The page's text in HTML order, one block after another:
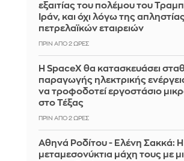
εξαιτίας του πολέμου του
Ιράν, και όχι λόγω της
πετρελαϊκών εταιρειών
ΠΡΙΝ ΑΠΌ 2 ΏΡΕΣ
Η SpaceX θα κατασκευάσει
παραγωγής ηλεκτρικής
να τροφοδοτεί εργοστάσιο
στο Τέξας
ΠΡΙΝ ΑΠΌ 2 ΏΡΕΣ
Αθηνά Ροδίτου - Ελένη Σακκά: Η
μεταμεσονύκτια μάχη τους με